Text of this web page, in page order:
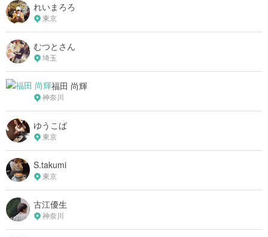
れいまろろ
東京
むつとさん
埼玉
福田 尚輝
神奈川
ゆうこば
東京
S.takumi
東京
古江優生
神奈川